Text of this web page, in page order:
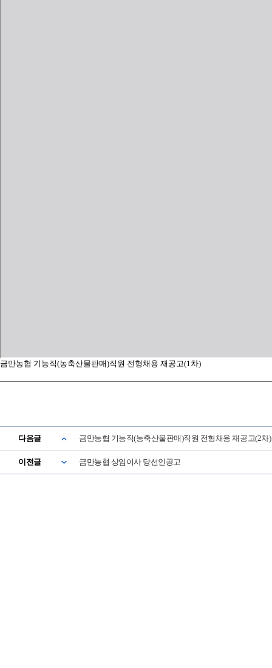
금만농협 기능직(농축산물판매)직원 전형채용 재공고(1차)
다음글 금만농협 기능직(농축산물판매)직원 전형채용 재공고(2차)
이전글 금만농협 상임이사 당선인공고